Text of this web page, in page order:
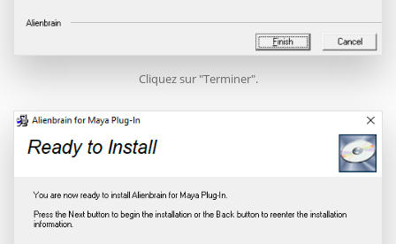
Cliquez sur "Terminer".